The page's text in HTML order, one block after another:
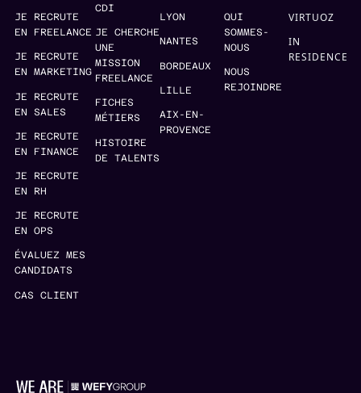
JE RECRUTE
EN FREELANCE
JE RECRUTE
EN MARKETING
JE RECRUTE
EN SALES
JE RECRUTE
EN FINANCE
JE RECRUTE
EN RH
JE RECRUTE
EN OPS
ÉVALUEZ MES
CANDIDATS
CAS CLIENT
CDI
JE CHERCHE
UNE
MISSION
FREELANCE
FICHES
MÉTIERS
HISTOIRE
DE TALENTS
LYON
NANTES
BORDEAUX
LILLE
AIX-EN-
PROVENCE
QUI
SOMMES-
NOUS
NOUS
REJOINDRE
VIRTUOZ
IN
RESIDENCE